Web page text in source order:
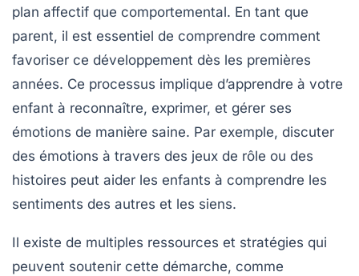
plan affectif que comportemental. En tant que
parent, il est essentiel de comprendre comment
favoriser ce développement dès les premières
années. Ce processus implique d’apprendre à votre
enfant à reconnaître, exprimer, et gérer ses
émotions de manière saine. Par exemple, discuter
des émotions à travers des jeux de rôle ou des
histoires peut aider les enfants à comprendre les
sentiments des autres et les siens.
Il existe de multiples ressources et stratégies qui
peuvent soutenir cette démarche, comme